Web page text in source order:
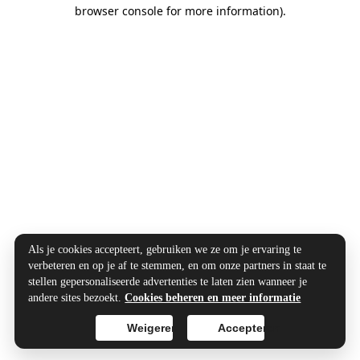
browser console for more information).
Als je cookies accepteert, gebruiken we ze om je ervaring te
verbeteren en op je af te stemmen, en om onze partners in staat te
stellen gepersonaliseerde advertenties te laten zien wanneer je
andere sites bezoekt.Cookies beheren en meer informatie
Accepteren
Weigeren